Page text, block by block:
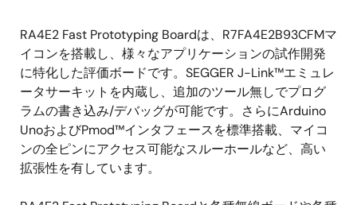
説
明
RA4E2 Fast Prototyping Boardは、R7FA4E2B93CFMマ
イコンを搭載し、様々なアプリケーションの試作開発
に特化した評価ボードです。SEGGER J-Link™エミュレ
ータサーキットを内蔵し、追加のツール無しでプログ
ラムの書き込み/デバッグが可能です。さらにArduino
UnoおよびPmod™インタフェースを標準搭載、マイコ
ンの全ピンにアクセス可能なスルーホールなど、高い
拡張性を有しています。